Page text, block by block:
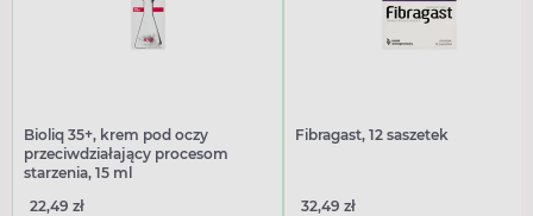
Bioliq 35+, krem pod oczy
przeciwdziałający procesom
starzenia, 15 ml
22,49 zł
Fibragast, 12 saszetek
32,49 zł